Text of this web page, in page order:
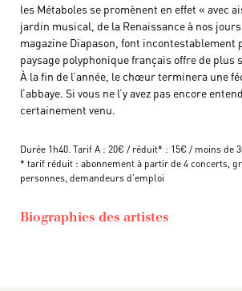
les Métaboles se promènent en effet « avec
jardin musical, de la Renaissance à nos
magazine Diapason, font incontestablement
paysage polyphonique français offre de plus
À la fin de l’année, le chœur terminera une
l’abbaye. Si vous ne l’y avez pas encore
certainement venu.
Durée 1h40. Tarif A : 20€ / réduit* : 15€ / moins de
* tarif réduit : abonnement à partir de 4 concerts,
personnes, demandeurs d’emploi
Biographies des artistes